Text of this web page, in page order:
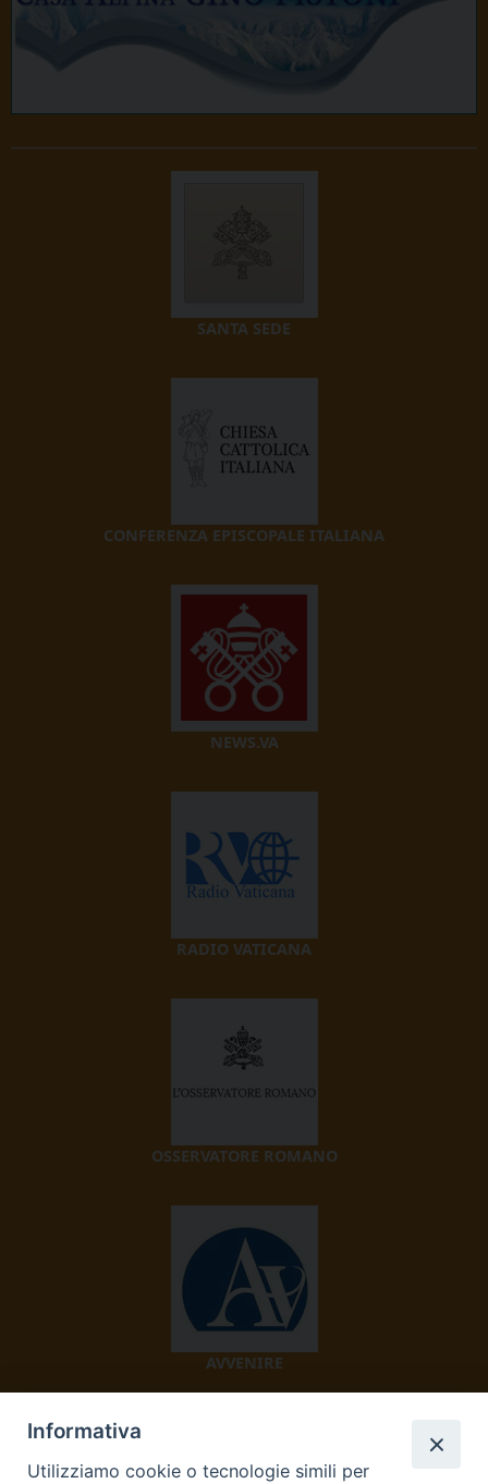
SANTA SEDE
CONFERENZA EPISCOPALE ITALIANA
NEWS.VA
RADIO VATICANA
OSSERVATORE ROMANO
AVVENIRE
Informativa
Utilizziamo cookie o tecnologie simili per